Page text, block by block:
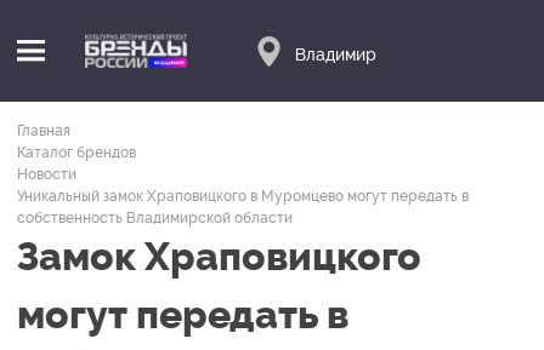
Владимир
Главная
Каталог брендов
Новости
Уникальный замок Храповицкого в Муромцево могут передать в
собственность Владимирской области
Замок Храповицкого
могут передать в